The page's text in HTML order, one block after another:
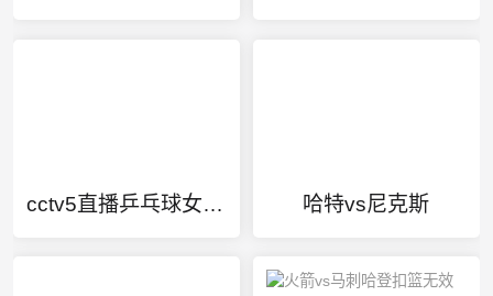
cctv5直播乒乓球女单决赛 哈特vs尼克斯